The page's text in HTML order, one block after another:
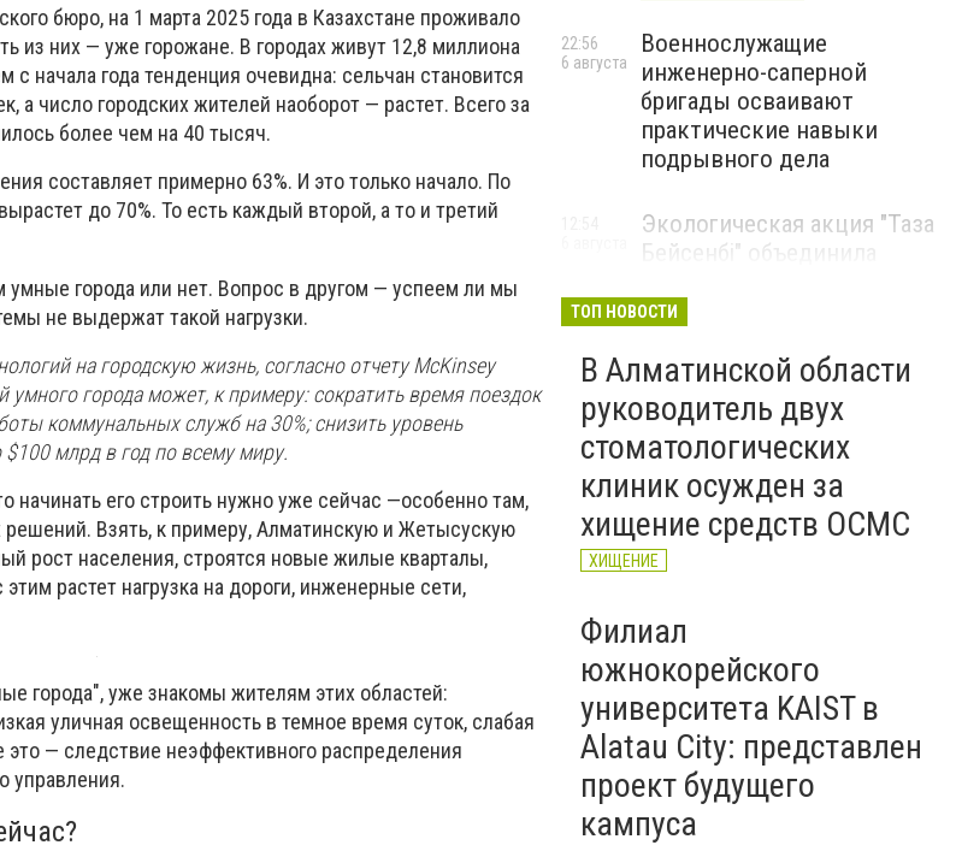
бюро, на 1 марта 2025 года в Казахстане проживало
из них — уже горожане. В городах живут 12,8 миллиона
с начала года тенденция очевидна: сельчан становится
а число городских жителей наоборот — растет. Всего за
более чем на 40 тысяч.
составляет примерно 63%. И это только начало. По
до 70%. То есть каждый второй, а то и третий
города или нет. Вопрос в другом — успеем ли мы
не выдержат такой нагрузки.
на городскую жизнь, согласно отчету McKinsey
умного города может, к примеру: сократить время поездок
коммунальных служб на 30%; снизить уровень
$100 млрд в год по всему миру.
начинать его строить нужно уже сейчас —особенно там,
Взять, к примеру, Алматинскую и Жетысускую
рост населения, строятся новые жилые кварталы,
растет нагрузка на дороги, инженерные сети,
города", уже знакомы жителям этих областей:
уличная освещенность в темное время суток, слабая
— следствие неэффективного распределения
управления.
Военнослужащие
инженерно-саперной
бригады осваивают
практические навыки
подрывного дела
22:56
6 августа
Экологическая акция "Таза
Бейсенбі" объединила
Алматинской области
ТОП НОВОСТИ
В Алматинской области
руководитель двух
стоматологических
клиник осужден за
хищение средств ОСМС
ХИЩЕНИЕ
Филиал
южнокорейского
университета KAIST в
Alatau City: представлен
проект будущего
кампуса